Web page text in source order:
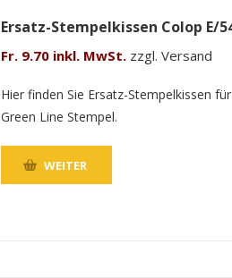
Ersatz-Stempelkissen Colop E/
Fr. 9.70 inkl. MwSt. zzgl. Versand
Hier finden Sie Ersatz-Stempelkissen
Green Line Stempel.
WEITER